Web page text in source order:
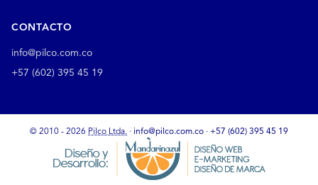
CONTACTO
info@pilco.com.co
+57 (602) 395 45 19
© 2010 - 2026 Pilco Ltda. · info@pilco.com.co · +57 (602) 395 45 19